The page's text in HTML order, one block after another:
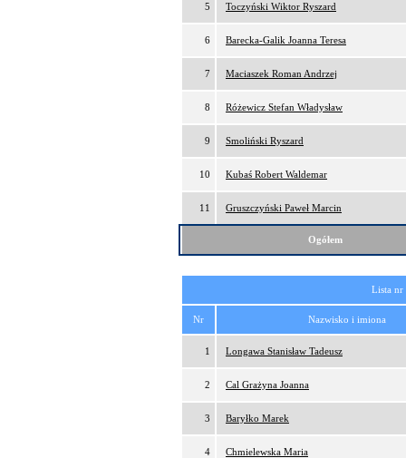
5 Toczyński Wiktor Ryszard
6 Barecka-Galik Joanna Teresa
7 Maciaszek Roman Andrzej
8 Różewicz Stefan Władysław
9 Smoliński Ryszard
10 Kubaś Robert Waldemar
11 Gruszczyński Paweł Marcin
Ogółem
Lista
Nr Nazwisko i imiona
1 Longawa Stanisław Tadeusz
2 Cal Grażyna Joanna
3 Baryłko Marek
4 Chmielewska Maria